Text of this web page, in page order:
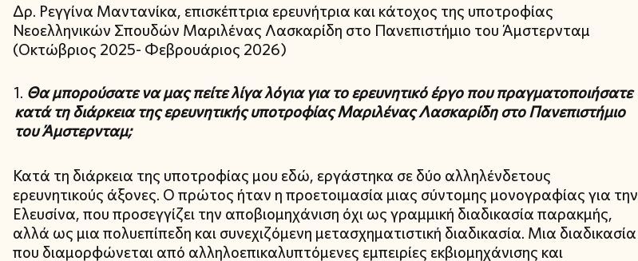
Δρ. Ρεγγίνα Μαντανίκα, επισκέπτρια ερευνήτρια και κάτοχος της υποτροφίας
Νεοελληνικών Σπουδών Μαριλένας Λασκαρίδη στο Πανεπιστήμιο του Άμστερνταμ
(Οκτώβριος 2025- Φεβρουάριος 2026)
Θα μπορούσατε να μας πείτε λίγα λόγια για το ερευνητικό έργο που πραγματοποιήσατε
κατά τη διάρκεια της ερευνητικής υποτροφίας Μαριλένας Λασκαρίδη στο Πανεπιστήμιο
του Άμστερνταμ;
Κατά τη διάρκεια της υποτροφίας μου εδώ, εργάστηκα σε δύο αλληλένδετους
ερευνητικούς άξονες. Ο πρώτος ήταν η προετοιμασία μιας σύντομης μονογραφίας για την
Ελευσίνα, που προσεγγίζει την αποβιομηχάνιση όχι ως γραμμική διαδικασία παρακμής,
αλλά ως μια πολυεπίπεδη και συνεχιζόμενη μετασχηματιστική διαδικασία. Μια διαδικασία
που διαμορφώνεται από αλληλοεπικαλυπτόμενες εμπειρίες εκβιομηχάνισης και